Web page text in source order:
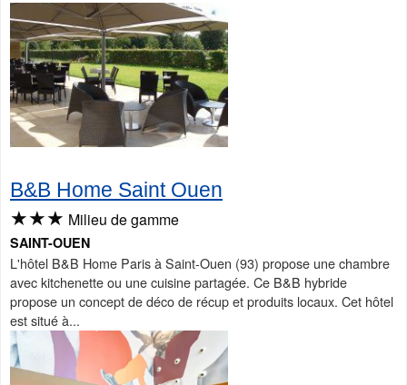
B&B Home Saint Ouen
★★★ Milieu de gamme
SAINT-OUEN
L'hôtel B&B Home Paris à Saint-Ouen (93) propose une chambre
avec kitchenette ou une cuisine partagée. Ce B&B hybride
propose un concept de déco de récup et produits locaux. Cet hôtel
est situé à...